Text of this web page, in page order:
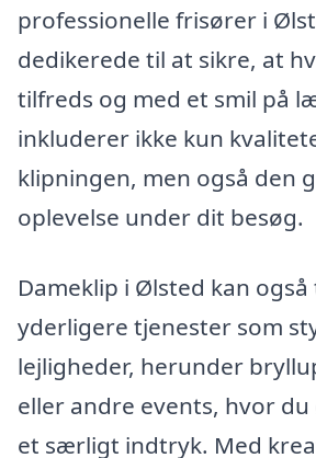
professionelle frisører i
dedikerede til at sikre, at
tilfreds og med et smil på
inkluderer ikke kun
klipningen, men også den
oplevelse under dit besøg.
Dameklip i Ølsted kan
yderligere tjenester som
lejligheder, herunder
eller andre events, hvor
et særligt indtryk. Med